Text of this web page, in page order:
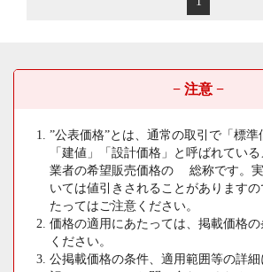
− 注意 −
”公表価格”とは、通常の取引で「標準
「建値」「設計価格」と呼ばれてい
業者の希望販売価格の 総称です。
いては値引きされることがあります
たってはご注意ください。
価格の適用にあたっては、掲載価格
ください。
公掲載価格の条件、適用範囲等の詳